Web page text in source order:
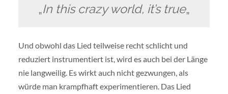
„In this crazy world, it’s true„
Und obwohl das Lied teilweise recht schlicht und
reduziert instrumentiert ist, wird es auch bei der Länge
nie langweilig. Es wirkt auch nicht gezwungen, als
würde man krampfhaft experimentieren. Das Lied